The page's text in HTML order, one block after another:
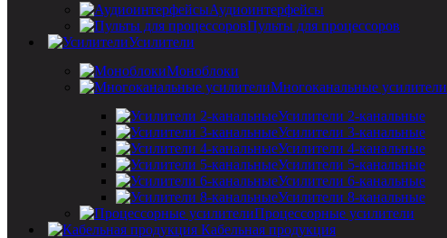
Аудиоинтерфейсы
Пульты для процессоров
Усилители
Моноблоки
Многоканальные усилители
Усилители 2-канальные
Усилители 3-канальные
Усилители 4-канальные
Усилители 5-канальные
Усилители 6-канальные
Усилители 8-канальные
Процессорные усилители
Кабельная продукция